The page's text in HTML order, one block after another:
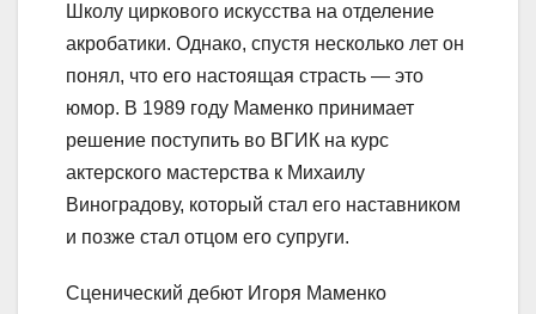
Школу циркового искусства на отделение
акробатики. Однако, спустя несколько лет он
понял, что его настоящая страсть — это
юмор. В 1989 году Маменко принимает
решение поступить во ВГИК на курс
актерского мастерства к Михаилу
Виноградову, который стал его наставником
и позже стал отцом его супруги.
Сценический дебют Игоря Маменко